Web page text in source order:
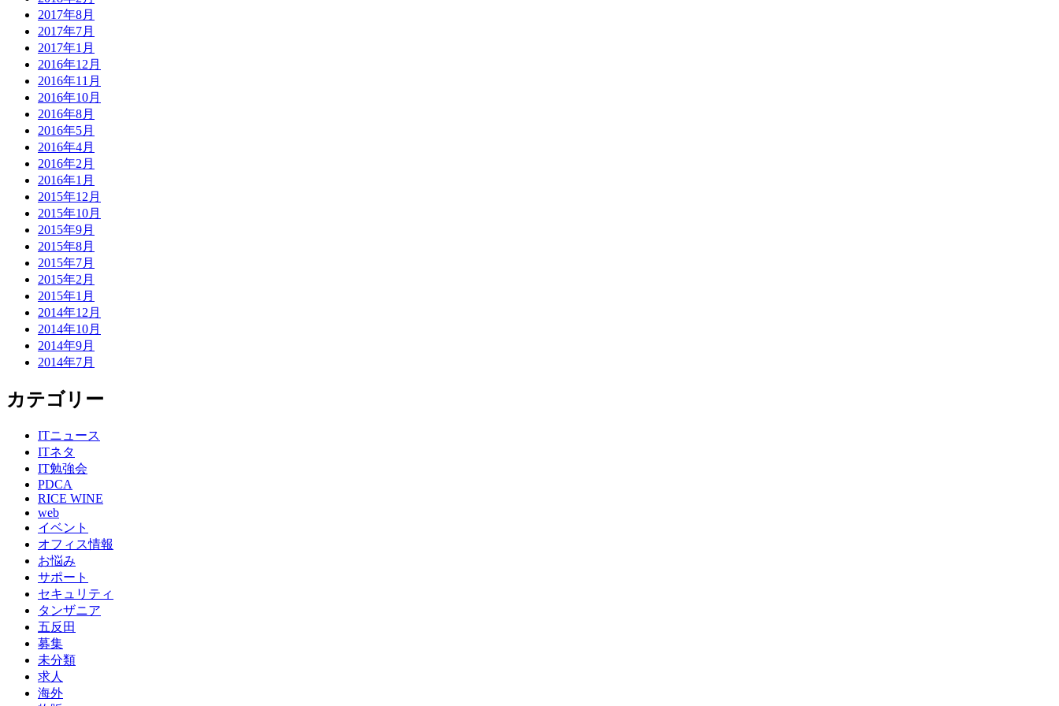
2017年8月
2017年7月
2017年1月
2016年12月
2016年11月
2016年10月
2016年8月
2016年5月
2016年4月
2016年2月
2016年1月
2015年12月
2015年10月
2015年9月
2015年8月
2015年7月
2015年2月
2015年1月
2014年12月
2014年10月
2014年9月
2014年7月
カテゴリー
ITニュース
ITネタ
IT勉強会
PDCA
RICE WINE
web
イベント
オフィス情報
お悩み
サポート
セキュリティ
タンザニア
五反田
募集
未分類
求人
海外